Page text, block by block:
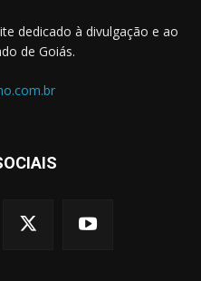
dedicado à divulgação e ao
de Goiás.